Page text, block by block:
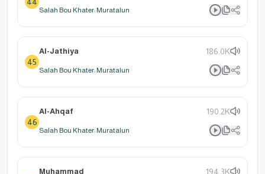
Salah Bou Khater: Muratalun
45
Al-Jathiya 186.0K
Salah Bou Khater: Muratalun
46
Al-Ahqaf 190.2K
Salah Bou Khater: Muratalun
Muhammad 194.3K